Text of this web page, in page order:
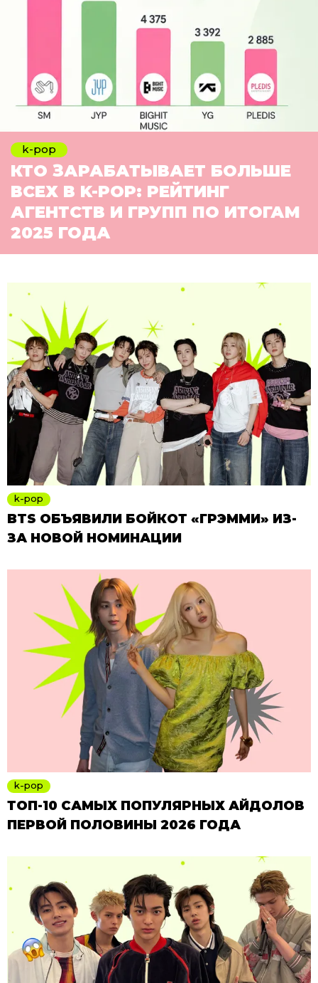
k-pop
КТО ЗАРАБАТЫВАЕТ БОЛЬШЕ
ВСЕХ В K-POP: РЕЙТИНГ
АГЕНТСТВ И ГРУПП ПО ИТОГАМ
2025 ГОДА
k-pop
BTS ОБЪЯВИЛИ БОЙКОТ «ГРЭММИ» ИЗ-
ЗА НОВОЙ НОМИНАЦИИ
k-pop
ТОП-10 САМЫХ ПОПУЛЯРНЫХ АЙДОЛОВ
ПЕРВОЙ ПОЛОВИНЫ 2026 ГОДА